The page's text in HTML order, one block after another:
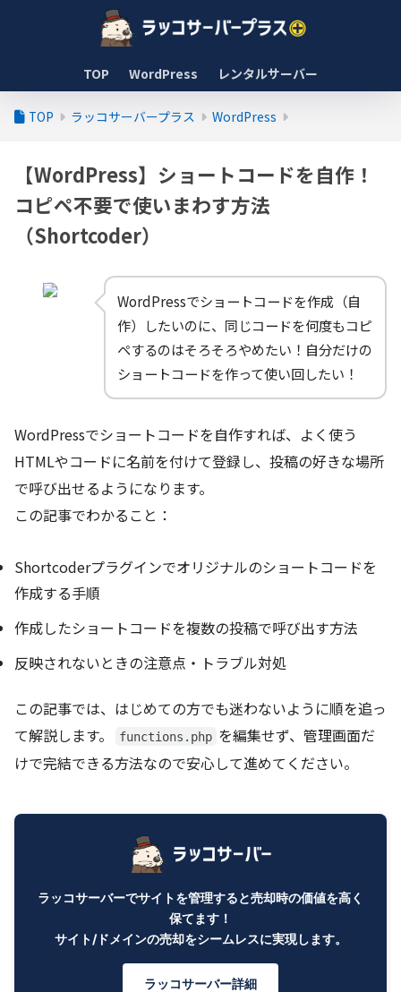
TOP WordPress レンタルサーバー
TOP ラッコサーバープラス WordPress
【WordPress】ショートコードを自作！
コピペ不要で使いまわす方法
（Shortcoder）
WordPressでショートコードを作成（自
作）したいのに、同じコードを何度もコピ
ペするのはそろそろやめたい！自分だけの
ショートコードを作って使い回したい！
WordPressでショートコードを自作すれば、よく使う
HTMLやコードに名前を付けて登録し、投稿の好きな場所
で呼び出せるようになります。
この記事でわかること：
Shortcoderプラグインでオリジナルのショートコードを
作成する手順
作成したショートコードを複数の投稿で呼び出す方法
反映されないときの注意点・トラブル対処
この記事では、はじめての方でも迷わないように順を追っ
て解説します。
functions.php を編集せず、管理画面だ
けで完結できる方法なので安心して進めてください。
ラッコサーバーでサイトを管理すると売却時の価値を高く
保てます！
サイト/ドメインの売却をシームレスに実現します。
ラッコサーバー詳細